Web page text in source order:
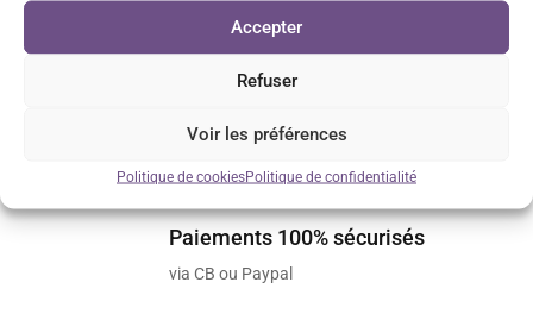
Accepter
Refuser
Voir les préférences
Politique de cookiesPolitique de confidentialité
Enregistrer mon nom, mon e-mail et mon site dans le
navigateur pour mon prochain commentaire.
Paiements 100% sécurisés
via CB ou Paypal